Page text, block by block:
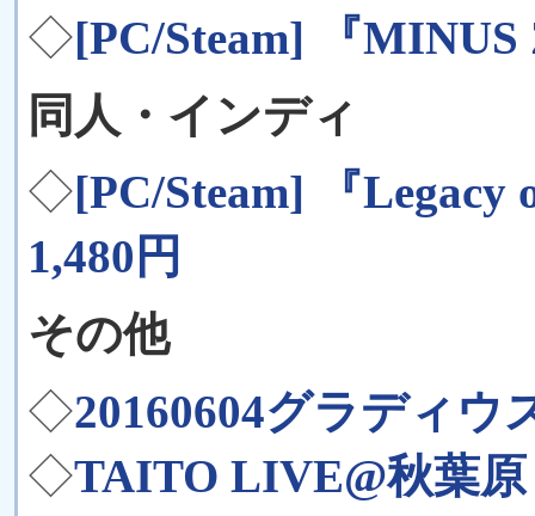
◇[PC/Steam] 『
同人・インディ
◇[PC/Steam] 『Legacy
1,480円
その他
◇20160604グラディウ
◇TAITO LIVE@秋葉